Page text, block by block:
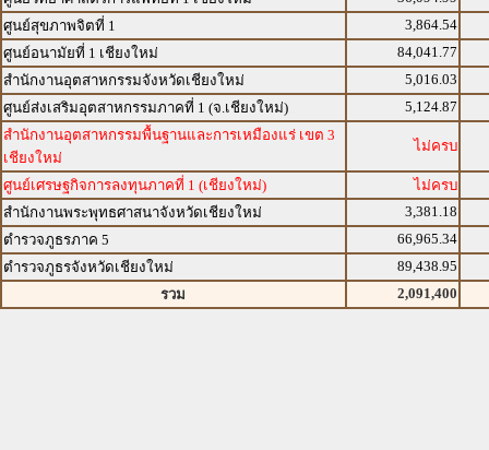
ศูนย์สุขภาพจิตที่ 1
3,864.54
ศูนย์อนามัยที่ 1 เชียงใหม่
84,041.77
สำนักงานอุตสาหกรรมจังหวัดเชียงใหม่
5,016.03
ศูนย์ส่งเสริมอุตสาหกรรมภาคที่ 1 (จ.เชียงใหม่)
5,124.87
สำนักงานอุตสาหกรรมพื้นฐานและการเหมืองแร่ เขต 3
เชียงใหม่
ไม่ครบ
ศูนย์เศรษฐกิจการลงทุนภาคที่ 1 (เชียงใหม่)
ไม่ครบ
สำนักงานพระพุทธศาสนาจังหวัดเชียงใหม่
3,381.18
ตำรวจภูธรภาค 5
66,965.34
ตำรวจภูธรจังหวัดเชียงใหม่
89,438.95
รวม
2,091,400